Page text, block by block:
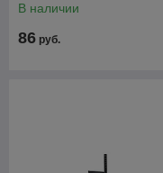
Артикул
В наличии
86 руб.